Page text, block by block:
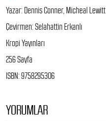
Yazar: Dennis Conner, Micheal Lewitt
Çevirmen: Selahattin Erkanlı
Kropi Yayınları
256 Sayfa
ISBN: 9758295306
YORUMLAR